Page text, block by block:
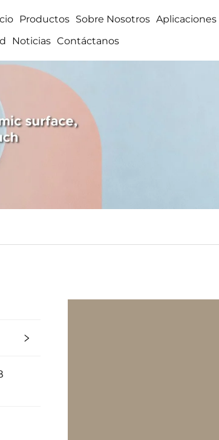
Productos Sobre Nosotros Aplicaciones
Noticias Contáctanos